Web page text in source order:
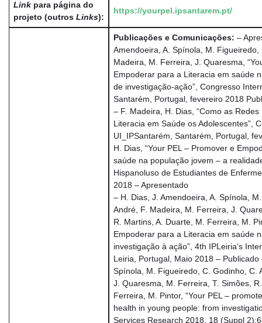
Linkpara página do
projeto (outros Links):
https://yourpel.ipsantarem.pt/
Publicações e Comunicações: –
Amendoeira, A. Spínola, M. Figueiredo,
Madeira, M. Ferreira, J. Quaresma,
Empoderar para a Literacia em saúde
de investigação-ação”, Congresso
Santarém, Portugal, fevereiro 2018
– F. Madeira, H. Dias, “Como as
Literacia em Saúde os Adolescentes”,
UI_IPSantarém, Santarém, Portugal,
H. Dias, “Your PEL – Promover e
saúde na população jovem – a
Hispanoluso de Estudiantes de
2018 – Apresentado
– H. Dias, J. Amendoeira, A. Spínola,
André, F. Madeira, M. Ferreira, J.
R. Martins, A. Duarte, M. Ferreira, M.
Empoderar para a Literacia em saúde
investigação à ação”, 4th IPLeiria’s
Leiria, Portugal, Maio 2018 –
Spínola, M. Figueiredo, C. Godinho, C.
J. Quaresma, M. Ferreira, T. Simões,
Ferreira, M. Pintor, “Your PEL –
health in young people: from
Services Research 2018, 18 (Suppl